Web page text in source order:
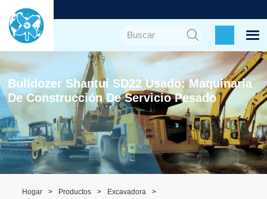
Bulldozer Shantui SD22 Usado: Maquinaria
De Construcción De Servicio Pesado
Hogar Productos
Excavadora